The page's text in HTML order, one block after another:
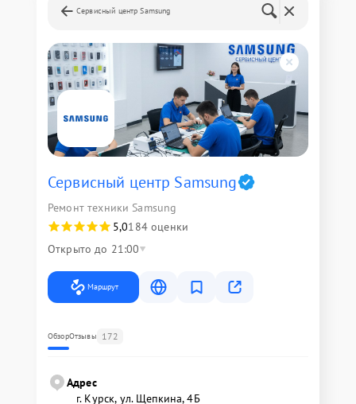
Сервисный центр Samsung
Сервисный центр Samsung
Ремонт техники Samsung
5,0184 оценки
Открыто до 21:00
Маршрут
ОбзорОтзывы 172
Адрес
г. Курск, ул. Щепкина, 4Б